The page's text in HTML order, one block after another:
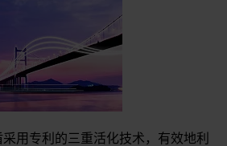
采用专利的三重活化技术，有效地利